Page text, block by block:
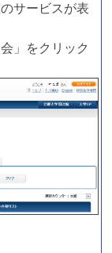
サービスが表
」をクリック